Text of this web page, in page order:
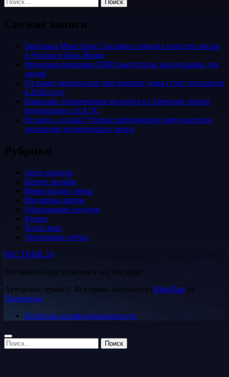
Свежие записи
Замглавы Минстроя Стасишин сравнил качество жилья
в России и Нью-Йорке
Японская компания SDRS выпустила холодильник для
людей
От каких материалов при ремонте дома стоит отказаться
в 2026 году
Пашинян: ограничения экспорта из Армении портят
впечатление о ЕАЭС
Не мясо, а сахар? Ученые предложили новую версию
эволюции человеческого мозга
Рубрики
Авто новости
Бизнес онлайн
Инвестиции сейчас
Медицина рядом
Образование сегодня
Разное
Техно мир
Экономика сейчас
ВЕСТНИК 24
Все важнейшие события в чистом виде
Авторские права © Все права защищены | BlogData от
Themeansar.
Политика конфиденциальности
Найти: